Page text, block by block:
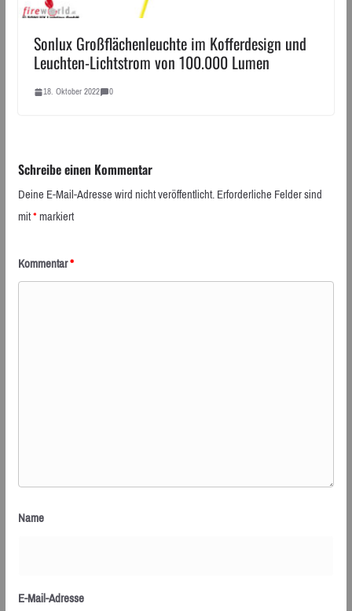
Sonlux Großflächenleuchte im Kofferdesign und
Leuchten-Lichtstrom von 100.000 Lumen
18. Oktober 2022 0
Schreibe einen Kommentar
Deine E-Mail-Adresse wird nicht veröffentlicht.Erforderliche Felder sind
mit*markiert
Kommentar*
Name
E-Mail-Adresse